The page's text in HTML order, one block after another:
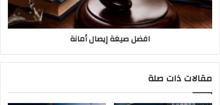
افضل صيغة إيصال أمانة
مقالات ذات صلة